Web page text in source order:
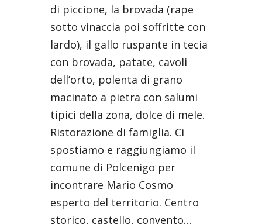
di piccione, la brovada (rape
sotto vinaccia poi soffritte con
lardo), il gallo ruspante in tecia
con brovada, patate, cavoli
dell’orto, polenta di grano
macinato a pietra con salumi
tipici della zona, dolce di mele.
Ristorazione di famiglia. Ci
spostiamo e raggiungiamo il
comune di Polcenigo per
incontrare Mario Cosmo
esperto del territorio. Centro
storico, castello, convento…